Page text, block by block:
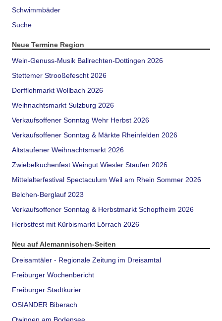
Schwimmbäder
Suche
Neue Termine Region
Wein-Genuss-Musik Ballrechten-Dottingen 2026
Stettemer Strooßefescht 2026
Dorfflohmarkt Wollbach 2026
Weihnachtsmarkt Sulzburg 2026
Verkaufsoffener Sonntag Wehr Herbst 2026
Verkaufsoffener Sonntag & Märkte Rheinfelden 2026
Altstaufener Weihnachtsmarkt 2026
Zwiebelkuchenfest Weingut Wiesler Staufen 2026
Mittelalterfestival Spectaculum Weil am Rhein Sommer 2026
Belchen-Berglauf 2023
Verkaufsoffener Sonntag & Herbstmarkt Schopfheim 2026
Herbstfest mit Kürbismarkt Lörrach 2026
Neu auf Alemannischen-Seiten
Dreisamtäler - Regionale Zeitung im Dreisamtal
Freiburger Wochenbericht
Freiburger Stadtkurier
OSIANDER Biberach